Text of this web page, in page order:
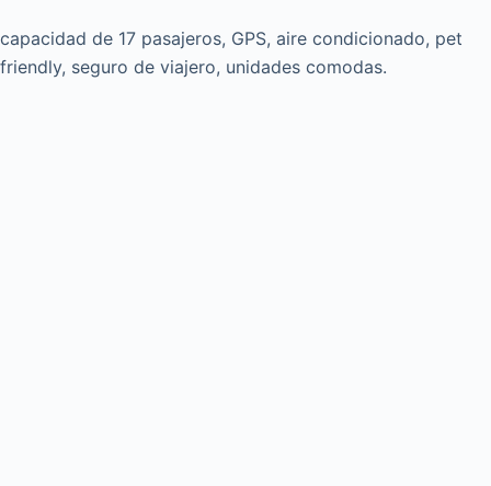
capacidad de 17 pasajeros, GPS, aire condicionado, pet
friendly, seguro de viajero, unidades comodas.